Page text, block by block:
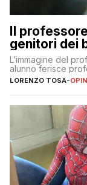
Il
genitori dei
L’immagine del
alunno ferisce
LORENZO TOSA-